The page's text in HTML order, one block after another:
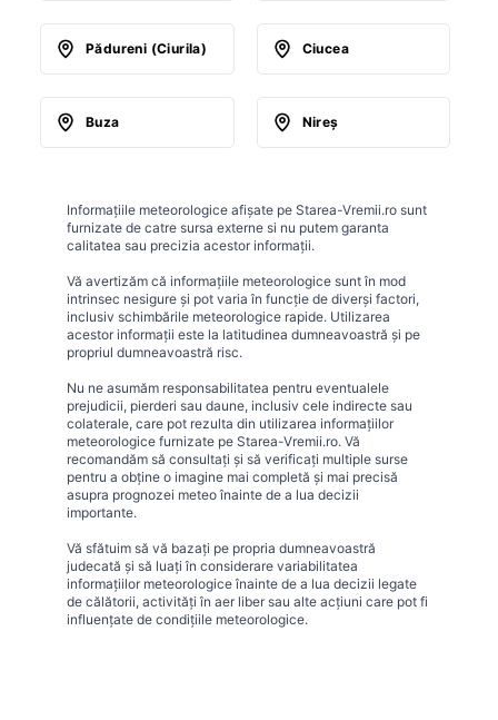
Pădureni (Ciurila) Ciucea
Buza Nireş
Informațiile meteorologice afișate pe Starea-Vremii.ro sunt
furnizate de catre sursa externe si nu putem garanta
calitatea sau precizia acestor informații.
Vă avertizăm că informațiile meteorologice sunt în mod
intrinsec nesigure și pot varia în funcție de diverși factori,
inclusiv schimbările meteorologice rapide. Utilizarea
acestor informații este la latitudinea dumneavoastră și pe
propriul dumneavoastră risc.
Nu ne asumăm responsabilitatea pentru eventualele
prejudicii, pierderi sau daune, inclusiv cele indirecte sau
colaterale, care pot rezulta din utilizarea informațiilor
meteorologice furnizate pe Starea-Vremii.ro. Vă
recomandăm să consultați și să verificați multiple surse
pentru a obține o imagine mai completă și mai precisă
asupra prognozei meteo înainte de a lua decizii
importante.
Vă sfătuim să vă bazați pe propria dumneavoastră
judecată și să luați în considerare variabilitatea
informațiilor meteorologice înainte de a lua decizii legate
de călătorii, activități în aer liber sau alte acțiuni care pot fi
influențate de condițiile meteorologice.